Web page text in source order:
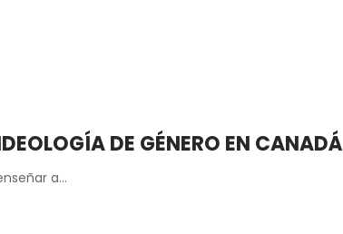
DE GÉNERO EN CANADÁ
a…